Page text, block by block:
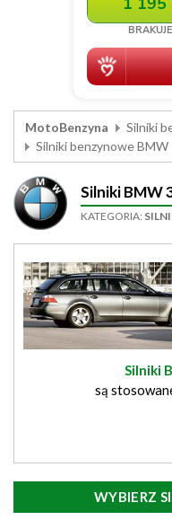
MotoBenzyna
Silniki
Silniki benzynowe BMW
Silniki BMW
KATEGORIA:
Silniki
są
WYBIERZ